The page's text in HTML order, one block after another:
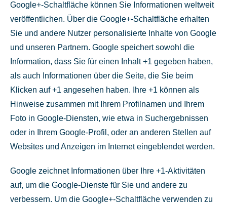
Google+-Schaltfläche können Sie Informationen weltweit
veröffentlichen. Über die Google+-Schaltfläche erhalten
Sie und andere Nutzer personalisierte Inhalte von Google
und unseren Partnern. Google speichert sowohl die
Information, dass Sie für einen Inhalt +1 gegeben haben,
als auch Informationen über die Seite, die Sie beim
Klicken auf +1 angesehen haben. Ihre +1 können als
Hinweise zusammen mit Ihrem Profilnamen und Ihrem
Foto in Google-Diensten, wie etwa in Suchergebnissen
oder in Ihrem Google-Profil, oder an anderen Stellen auf
Websites und Anzeigen im Internet eingeblendet werden.
Google zeichnet Informationen über Ihre +1-Aktivitäten
auf, um die Google-Dienste für Sie und andere zu
verbessern. Um die Google+-Schaltfläche verwenden zu